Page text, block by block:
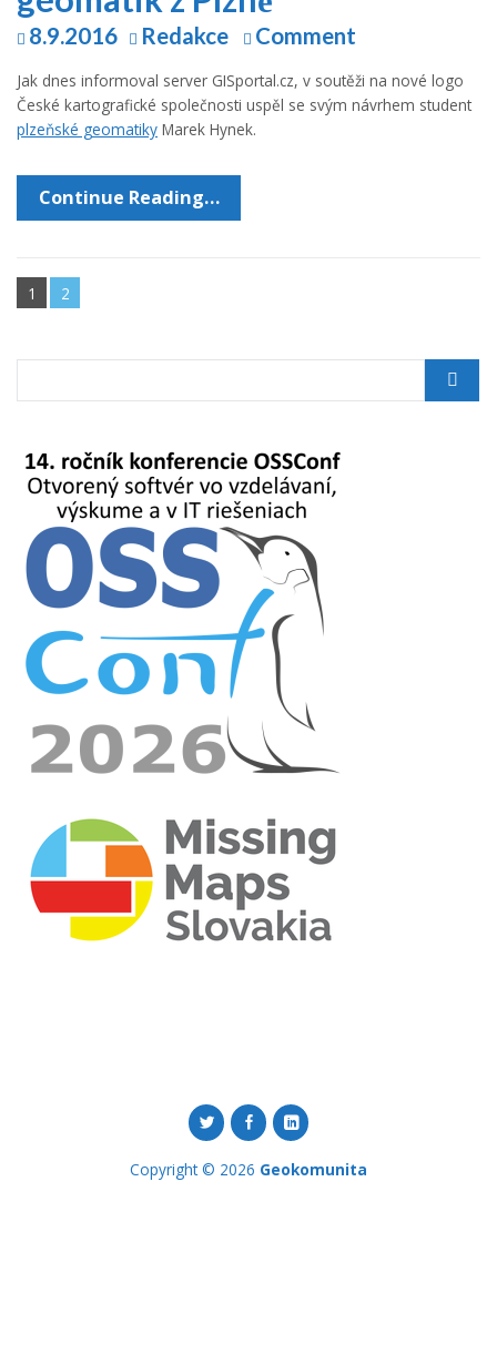
8.9.2016 Redakce Comment
Jak dnes informoval server GISportal.cz, v soutěži na nové logo
České kartografické společnosti uspěl se svým návrhem student
plzeňské geomatiky Marek Hynek.
Continue Reading…
1 2
Copyright © 2026 Geokomunita